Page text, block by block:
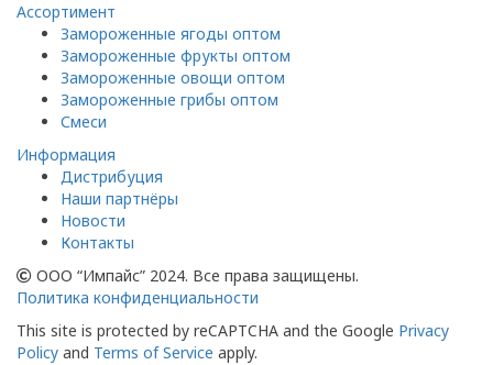
Ассортимент
Замороженные ягоды оптом
Замороженные фрукты оптом
Замороженные овощи оптом
Замороженные грибы оптом
Смеси
Информация
Дистрибуция
Наши партнёры
Новости
Контакты
ООО “Импайс” 2024. Все права защищены.
Политика конфиденциальности
This site is protected by reCAPTCHA and the Google Privacy
Policy and Terms of Service apply.